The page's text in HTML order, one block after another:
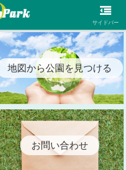
札幌パーク（SapporoPark）
地図から公園を見つける
お問い合わせ
サイドバー